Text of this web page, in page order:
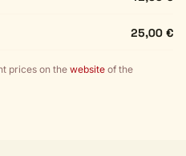
25,00 €
prices on the website of the